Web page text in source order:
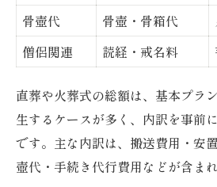
骨壺代
骨壺・骨箱代
僧侶関連
読経・戒名料
直葬や火葬式の総額は、基本プラ
生するケースが多く、内訳を事前
です。主な内訳は、搬送費用・安
壺代・手続き代行費用などが含まれ